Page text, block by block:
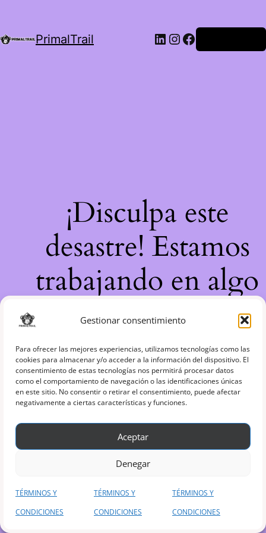
Gestionar consentimiento
Para ofrecer las mejores experiencias, utilizamos tecnologías como las
cookies para almacenar y/o acceder a la información del dispositivo. El
consentimiento de estas tecnologías nos permitirá procesar datos
como el comportamiento de navegación o las identificaciones únicas
en este sitio. No consentir o retirar el consentimiento, puede afectar
negativamente a ciertas características y funciones.
Aceptar
Denegar
TÉRMINOS Y
CONDICIONES
TÉRMINOS Y
CONDICIONES
TÉRMINOS Y
CONDICIONES
PrimalTrail LinkedIn
Instagram
Facebook
¡Disculpa este
desastre! Estamos
trabajando en algo
increíble, ¡vuelve
pronto!